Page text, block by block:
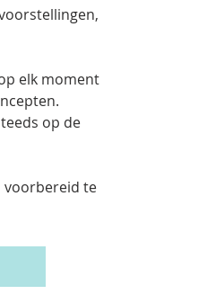
elk moment
op de
voorbereid te